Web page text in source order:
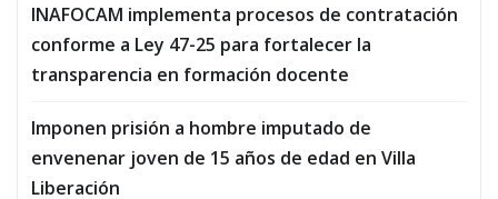
INAFOCAM implementa procesos de contratación
conforme a Ley 47-25 para fortalecer la
transparencia en formación docente
Imponen prisión a hombre imputado de
envenenar joven de 15 años de edad en Villa
Liberación